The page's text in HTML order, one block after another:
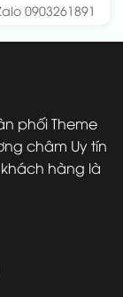
0903261891
phối Theme
châm Uy tín
hàng là